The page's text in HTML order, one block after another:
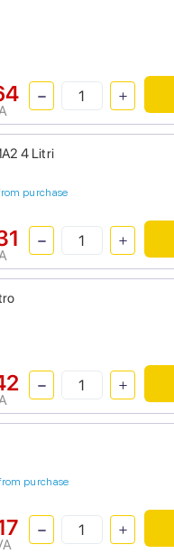
4 Litri
purchase
purchase